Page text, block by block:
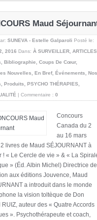
Maud
SUNEVA - Estelle Galparoli Posté le:
2016 Dans: À SURVEILLER ARTICLES
Bibliographie Coups De Cœur,
Nouvelles
En Bref, Événements
Nos
Produits PSYCHO THÉRAPIES
| Commentaire : 0
Concours
Canada du 2
au 16 mars
livres de Maud SÉJOURNANT à
! « Le Cercle de vie » & « La
» (Éd. Albin Michel) Directrice de
aux éditions Jouvence, Maud
a introduit dans le monde
la vision toltèque de Don
RUIZ, auteur des « Quatre Accords
». Psychothérapeute et coach,